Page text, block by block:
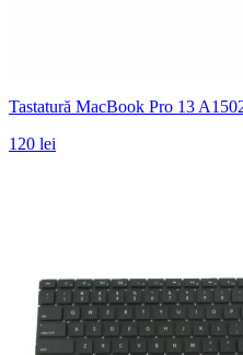
Tastatură MacBook Pro 13
120 lei